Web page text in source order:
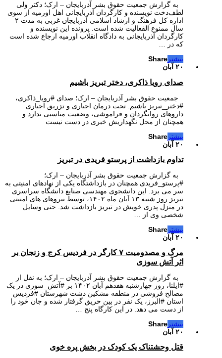
به گزارش جمعیت حقوق بشر آذربایجان – ارک؛ دکتر ولی
لطف‌دخت نویسنده و کارگردان آذربایجانی اهل اورمیه از سوی
اداره کل فرهنگ و ارشاد اسلامی آذربایجان غربی به مدت ۲
سال ممنوع الفعالیت شده است. پرونده این نویسنده و
کارگردان آذربایجانی به دادگاه انقلاب اورمیه ارجاع شده است
که در …
بیشتر Share
۲۰ آبان
صدای رویا ذاکری، دختر تبریز باشیم
جمعیت حقوق بشر آذربایجان – ارک؛ صدای #رویا_ذاکری،
#دختر_تبریز باشیم. تحت درمان اجباری و تزریق اجباری
داروهای روانگردان و فراموشی، وضعیت مناسبی ندارد و
همچنان از محل نگهداریش خبری در دست نیست
بیشتر Share
۲۰ آبان
تداوم بازداشت از پرستو فریدی در تبریز
به گزارش جمعیت حقوق بشر آذربایجان – ارک؛
#پرستو_فریدی همچنان در بازداشتگاه یکی از نهادهای امنیتی به
سر می برد. این دانشجوی مهندسی صنایع دانشگاه سراسری
تبریز روز شنبه ۱۳ آبان ماه ۱۴۰۲، توسط نیروهای های امنیتی
در منزل پدری خویش در تبریز بازداشت شد. حتی وسایل
شخصی وی از …
بیشتر Share
۲۰ آبان
مرگ و مصدومیت ۷ کارگر در فردیس کرج و زنجان بر
اثر آتش سوزی
به گزارش جمعیت حقوق بشر آذربایجان – ارک؛ به نقل از
#ایلنا، روز چهارشنبه هفدهم آبان ۱۴۰۲ بر #آتش_سوزی در یک
مصالح فروشی در منطقه مشکین دشت شهرستان #فردیس
استان #البرز، یک نفر در بین حریق گرفتار شده و جان خود را
از دست می‌ دهد. در این کارگاه پنج …
بیشتر Share
۲۰ آبان
قتل وحشتناک یک کودک در بخش پره خوی